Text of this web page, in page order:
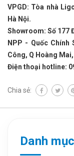
VPGD: Tòa nhà
Hà Nội.
Showroom: Số 177
NPP - Quốc
Công, Q Hoàng
Điện thoại hotline:
Chia sẻ:
Danh